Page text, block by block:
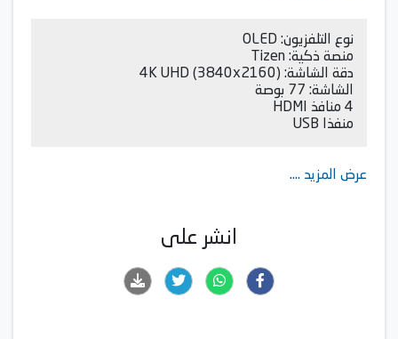
نوع التلفزيون: OLED
منصة ذكية: Tizen
دقة الشاشة: 4K UHD (3840x2160)
الشاشة: 77 بوصة
4 منافذ HDMI
منفذا USB
عرض المزيد ....
انشر على